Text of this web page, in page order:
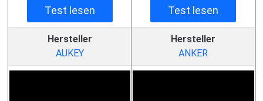
Test lesen Test lesen
Hersteller
AUKEY
Hersteller
ANKER